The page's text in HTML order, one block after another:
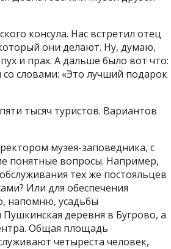
консула. Нас встретил отец
они делают. Ну, думаю,
и прах. А дальше было вот что:
со словами: «Это лучший подарок
тысяч туристов. Вариантов
музея-заповедника, с
понятные вопросы. Например,
тех же постояльцев
Или для обеспечения
напомню, усадьбы
деревня в Бугрово, а
Общая площадь
четыреста человек,